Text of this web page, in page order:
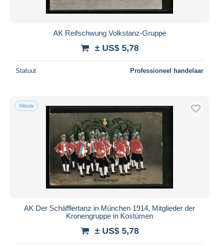
AK Reifschwung Volkstanz-Gruppe
± US$ 5,78
Statuut Professioneel handelaar
Nieuw
AK Der Schäfflertanz in München 1914, Mitglieder der
Kronengruppe in Kostümen
± US$ 5,78